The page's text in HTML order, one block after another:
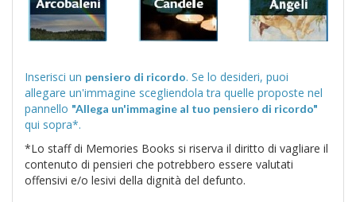
Inserisci un pensiero di ricordo. Se lo desideri, puoi
allegare un'immagine scegliendola tra quelle proposte nel
pannello "Allega un'immagine al tuo pensiero di ricordo"
qui sopra*.
*Lo staff di Memories Books si riserva il diritto di vagliare il
contenuto di pensieri che potrebbero essere valutati
offensivi e/o lesivi della dignità del defunto.